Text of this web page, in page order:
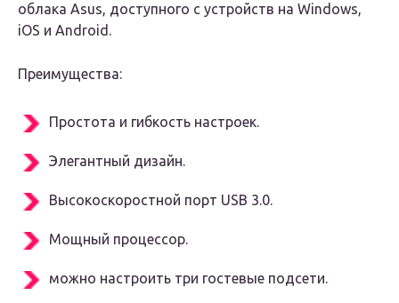
облака Asus, доступного с устройств на Windows,
iOS и Android.
Преимущества:
Простота и гибкость настроек.
Элегантный дизайн.
Высокоскоростной порт USB 3.0.
Мощный процессор.
можно настроить три гостевые подсети.